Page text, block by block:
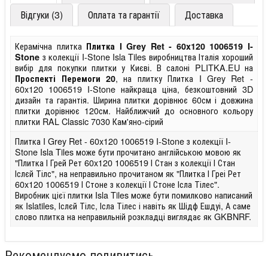
Відгуки (3)
Оплата та гарантії Доставка
Керамічна плитка Плитка I Grey Ret - 60x120 1006519 I-
Stone з колекції I-Stone Isla Tiles виробництва Італія хороший
вибір для покупки плитки у Києві. В салоні PLITKA.EU на
Проспекті Перемоги 20, на плитку Плитка I Grey Ret -
60x120 1006519 I-Stone найкраща ціна, безкоштовний 3D
дизайн та гарантія. Ширина плитки дорівнює 60см і довжина
плитки дорівнює 120см. Найближчий до основного кольору
плитки RAL Classic 7030 Кам'яно-сірий
Плитка I Grey Ret - 60x120 1006519 I-Stone з колекції I-
Stone Isla Tiles може бути прочитано англійською мовою як
"Плитка І Грей Рет 60x120 1006519 І Стан з колекції І Стан
Іслєй Тілс", на неправильно прочитаном як "Плитка І Греі Рет
60x120 1006519 І Стоне з колекції І Стоне Ісла Тілес".
Виробник цієї плитки Isla Tiles може бути помилково написаний
як Islatiles, Іслєй Тілс, Ісла Тілес і навіть як Шідф Ешдуі, А саме
слово плитка на неправильній розкладці виглядає як GKBNRF.